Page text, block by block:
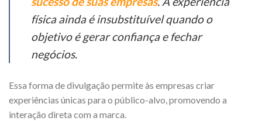
física ainda é insubstituível quando o
objetivo é gerar confiança e fechar
negócios.
Essa forma de divulgação permite às empresas criar
experiências únicas para o público-alvo, promovendo a
interação direta com a marca.